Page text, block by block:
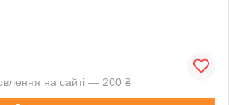
на сайті — 200 ₴